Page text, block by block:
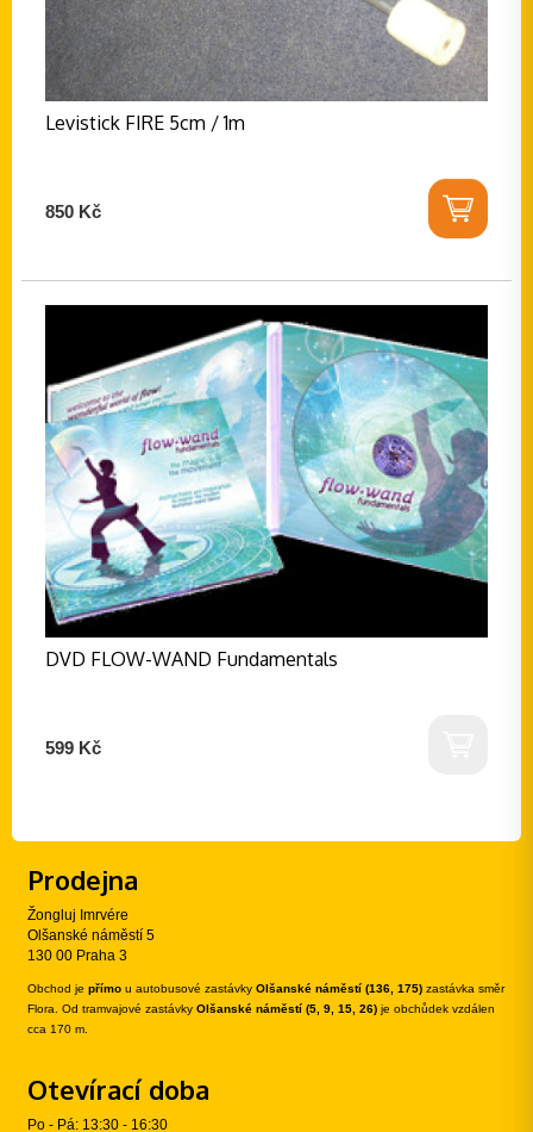
Levistick FIRE 5cm / 1m
850 Kč
DVD FLOW-WAND Fundamentals
599 Kč
Prodejna
Žongluj Imrvére
Olšanské náměstí 5
130 00 Praha 3
Obchod je přímo u autobusové zastávky Olšanské náměstí (136, 175) zastávka směr
Flora. Od tramvajové zastávky Olšanské náměstí (5, 9, 15, 26) je obchůdek vzdálen
cca 170 m.
Otevírací doba
Po - Pá: 13:30 - 16:30